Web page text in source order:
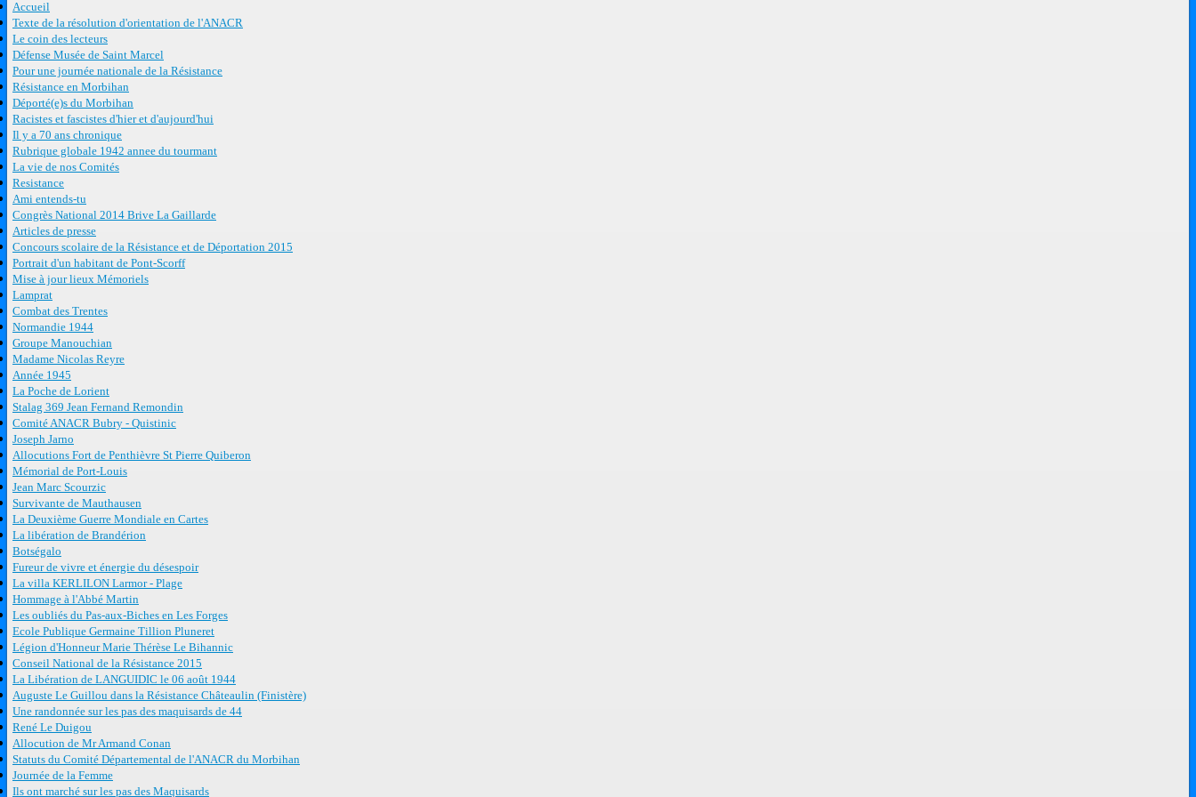
Accueil
Texte de la résolution d'orientation de l'ANACR
Le coin des lecteurs
Défense Musée de Saint Marcel
Pour une journée nationale de la Résistance
Résistance en Morbihan
Déporté(e)s du Morbihan
Racistes et fascistes d'hier et d'aujourd'hui
Il y a 70 ans chronique
Rubrique globale 1942 annee du tourmant
La vie de nos Comités
Resistance
Ami entends-tu
Congrès National 2014 Brive La Gaillarde
Articles de presse
Concours scolaire de la Résistance et de Déportation 2015
Portrait d'un habitant de Pont-Scorff
Mise à jour lieux Mémoriels
Lamprat
Combat des Trentes
Normandie 1944
Groupe Manouchian
Madame Nicolas Reyre
Année 1945
La Poche de Lorient
Stalag 369 Jean Fernand Remondin
Comité ANACR Bubry - Quistinic
Joseph Jarno
Allocutions Fort de Penthièvre St Pierre Quiberon
Mémorial de Port-Louis
Jean Marc Scourzic
Survivante de Mauthausen
La Deuxième Guerre Mondiale en Cartes
La libération de Brandérion
Botségalo
Fureur de vivre et énergie du désespoir
La villa KERLILON Larmor - Plage
Hommage à l'Abbé Martin
Les oubliés du Pas-aux-Biches en Les Forges
Ecole Publique Germaine Tillion Pluneret
Légion d'Honneur Marie Thérèse Le Bihannic
Conseil National de la Résistance 2015
La Libération de LANGUIDIC le 06 août 1944
Auguste Le Guillou dans la Résistance Châteaulin (Finistère)
Une randonnée sur les pas des maquisards de 44
René Le Duigou
Allocution de Mr Armand Conan
Statuts du Comité Départemental de l'ANACR du Morbihan
Journée de la Femme
Ils ont marché sur les pas des Maquisards